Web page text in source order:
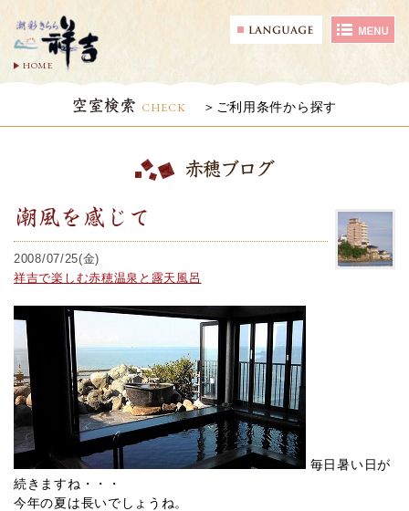
HOME
空室検索 CHECK ご利用条件から探す
赤穂ブログ
潮風を感じて
2008/07/25(金)
祥吉で楽しむ赤穂温泉と露天風呂
毎日暑い日が
続きますね・・・
今年の夏は長いでしょうね。